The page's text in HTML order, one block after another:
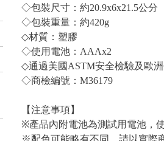
◇包裝尺寸：約20.9x6x21.5公分
◇包裝重量：約420g
◇材質：塑膠
◇使用電池：AAAx2
◇通過美國ASTM安全檢驗及歐
◇商檢編號：M36179
【注意事項】
※產品內附電池為測試用電池，
※配色可能略有不同，請以實際